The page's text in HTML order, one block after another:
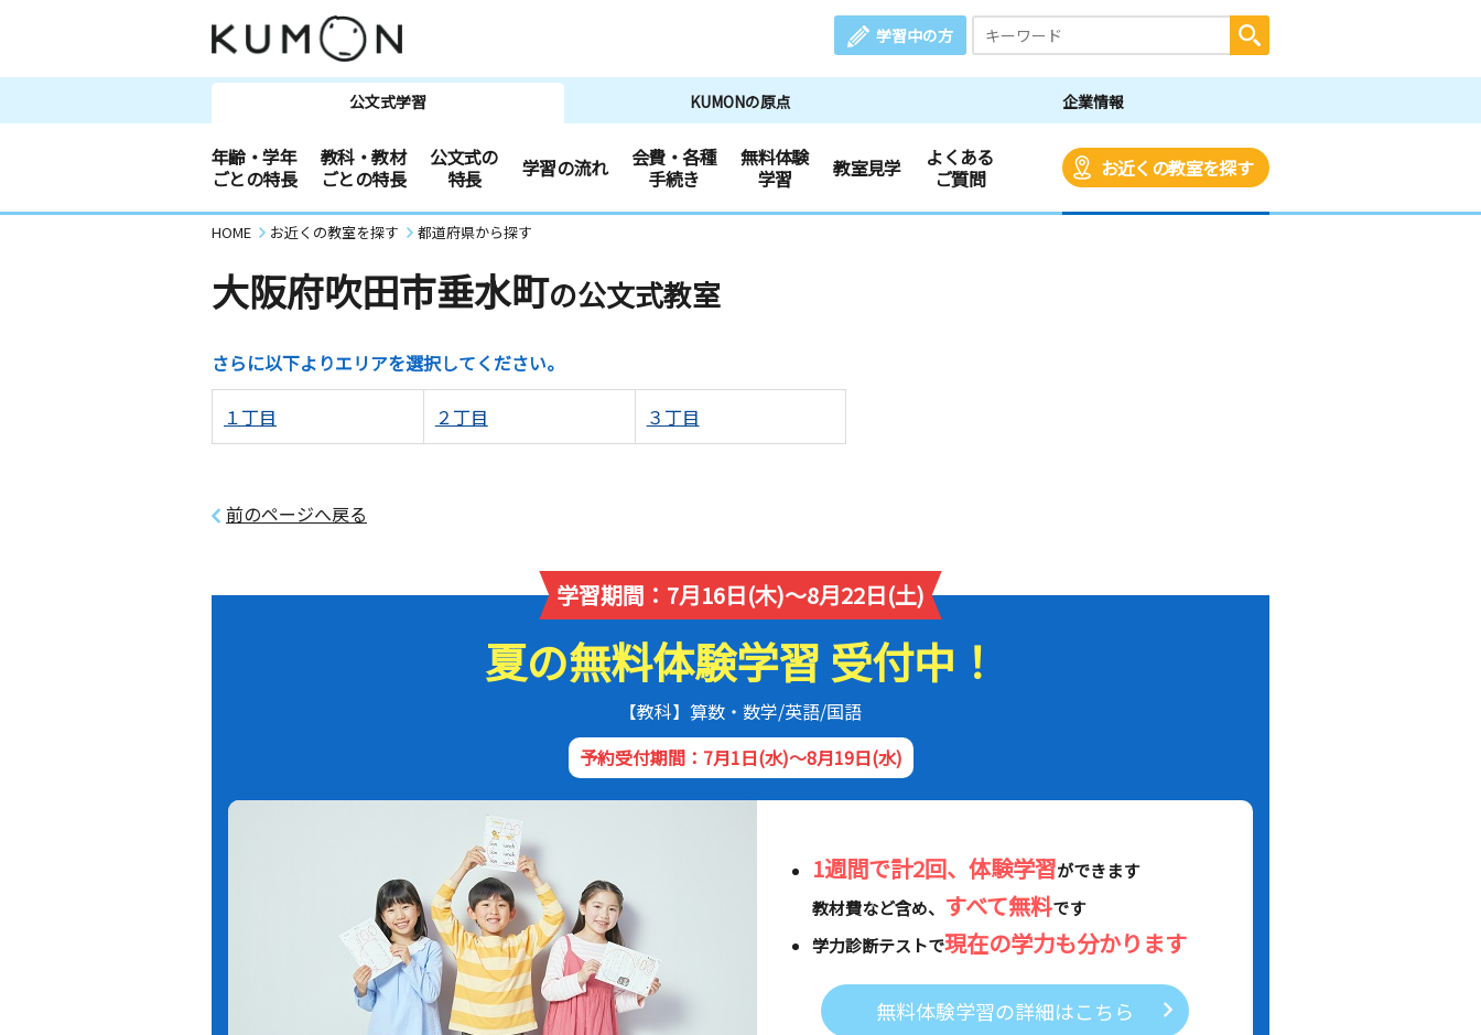
学習中の方
公文式学習 KUMONの原点 企業情報
年齢・学年
ごとの特長
教科・教材
ごとの特長
公文式の
特長
学習の流れ
会費・各種
手続き
無料体験
学習
教室見学
よくある
ご質問
お近くの教室を探す
HOME お近くの教室を探す 都道府県から探す
大阪府吹田市垂水町の公文式教室
さらに以下よりエリアを選択してください。
１丁目 ２丁目 ３丁目
前のページへ戻る
学習期間：7月16日(木)～8月22日(土)
夏の無料体験学習 受付中！
【教科】算数・数学/英語/国語
予約受付期間：7月1日(水)～8月19日(水)
1週間で計2回、体験学習ができます
教材費など含め、 すべて無料です
学力診断テストで現在の学力も分かります
無料体験学習の詳細はこちら